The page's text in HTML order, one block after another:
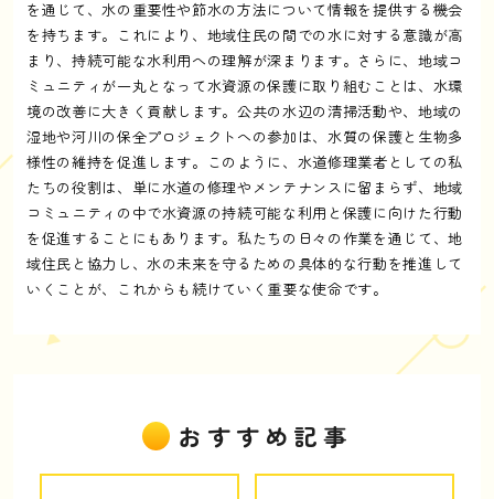
を通じて、水の重要性や節水の方法について情報を提供する機会
を持ちます。これにより、地域住民の間での水に対する意識が高
まり、持続可能な水利用への理解が深まります。さらに、地域コ
ミュニティが一丸となって水資源の保護に取り組むことは、水環
境の改善に大きく貢献します。公共の水辺の清掃活動や、地域の
湿地や河川の保全プロジェクトへの参加は、水質の保護と生物多
様性の維持を促進します。このように、水道修理業者としての私
たちの役割は、単に水道の修理やメンテナンスに留まらず、地域
コミュニティの中で水資源の持続可能な利用と保護に向けた行動
を促進することにもあります。私たちの日々の作業を通じて、地
域住民と協力し、水の未来を守るための具体的な行動を推進して
いくことが、これからも続けていく重要な使命です。
おすすめ記事